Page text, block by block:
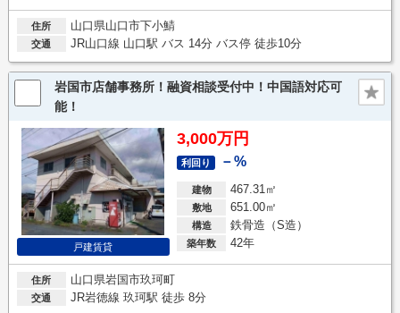
住所 山口県山口市下小鯖
交通 JR山口線 山口駅 バス 14分 バス停 徒歩10分
岩国市店舗事務所！融資相談受付中！中国語対応可
能！
戸建賃貸
3,000万円
利回り －%
建物 467.31㎡
敷地 651.00㎡
構造 鉄骨造（S造）
築年数 42年
住所 山口県岩国市玖珂町
交通 JR岩徳線 玖珂駅 徒歩 8分